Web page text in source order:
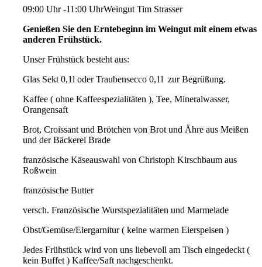
09:00 Uhr -11:00 UhrWeingut Tim Strasser
Genießen Sie den Erntebeginn im Weingut mit einem etwas
anderen Frühstück.
Unser Frühstück besteht aus:
Glas Sekt 0,1l oder Traubensecco 0,1l zur Begrüßung.
Kaffee ( ohne Kaffeespezialitäten ), Tee, Mineralwasser,
Orangensaft
Brot, Croissant und Brötchen von Brot und Ähre aus Meißen
und der Bäckerei Brade
französische Käseauswahl von Christoph Kirschbaum aus
Roßwein
französische Butter
versch. Französische Wurstspezialitäten und Marmelade
Obst/Gemüse/Eiergarnitur ( keine warmen Eierspeisen )
Jedes Frühstück wird von uns liebevoll am Tisch eingedeckt (
kein Buffet ) Kaffee/Saft nachgeschenkt.